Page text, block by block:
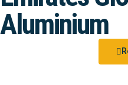
Aluminium